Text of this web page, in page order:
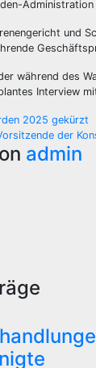
und
während des
Interview
2025 gekürzt
der
admin